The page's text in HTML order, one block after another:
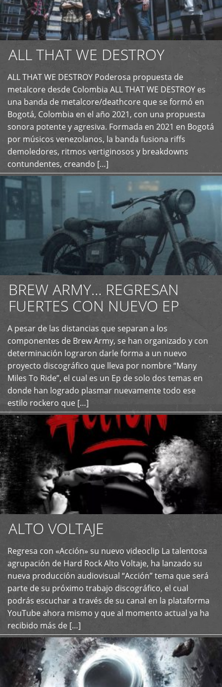
ALL THAT WE DESTROY
ALL THAT WE DESTROY Poderosa propuesta de
metalcore desde Colombia ALL THAT WE DESTROY es
una banda de metalcore/deathcore que se formó en
Bogotá, Colombia en el año 2021, con una propuesta
sonora potente y agresiva. Formada en 2021 en Bogotá
por músicos venezolanos, la banda fusiona riffs
demoledores, ritmos vertiginosos y breakdowns
contundentes, creando […]
+
BREW ARMY… REGRESAN
FUERTES CON NUEVO EP
A pesar de las distancias que separan a los
componentes de Brew Army, se han organizado y con
determinación lograron darle forma a un nuevo
proyecto discográfico que lleva por nombre “Many
Miles To Ride”, el cual es un Ep de solo dos temas en
donde han logrado plasmar nuevamente todo ese
estilo rockero que […]
+
ALTO VOLTAJE
Regresa con «Acción» su nuevo videoclip La talentosa
agrupación de Hard Rock Alto Voltaje, ha lanzado su
nueva producción audiovisual “Acción” tema que será
parte de su próximo trabajo discográfico, el cual
podrás escuchar a través de su canal en la plataforma
YouTube ahora mismo y que al momento actual ya ha
recibido más de […]
+